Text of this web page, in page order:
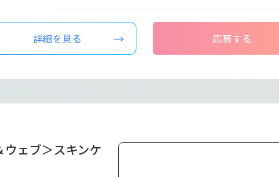
詳細を見る 応募する
ェブ＞スキンケ